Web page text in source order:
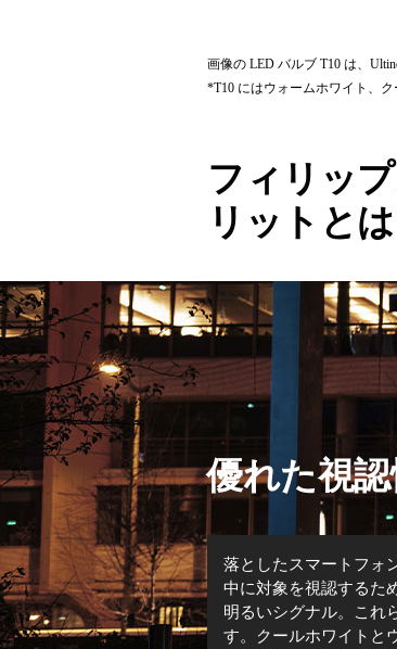
画像の LED バルブ T10 は、
*T10 にはウォームホワイト、
フィリッ
リットとは
優れた視
落としたスマートフォ
中に対象を視認するた
明るいシグナル。これ
す。クールホワイトと